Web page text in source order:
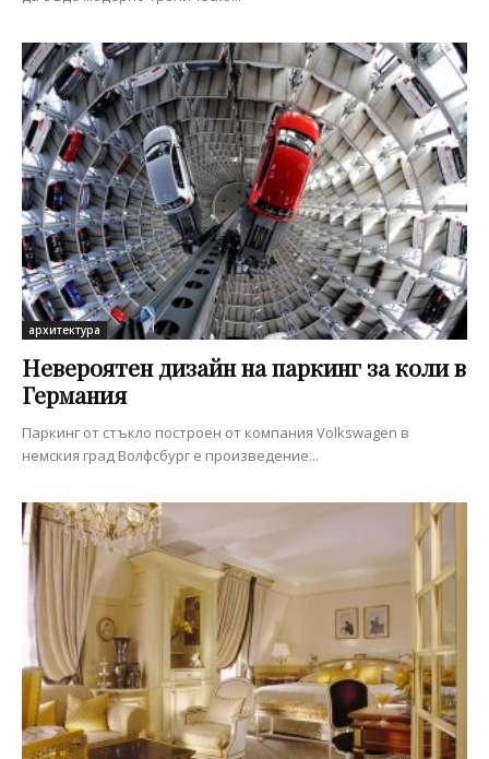
архитектура
Невероятен дизайн на паркинг за коли в
Германия
Паркинг от стъкло построен от компания Volkswagen в
немския град Волфсбург е произведение...